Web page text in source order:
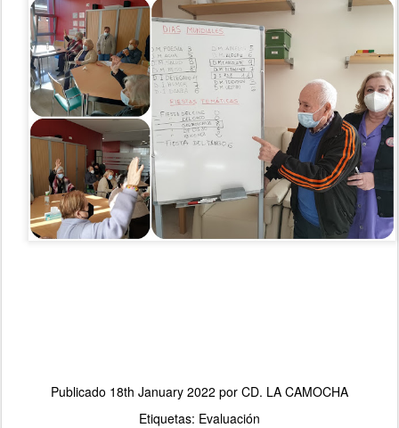
Publicado 18th January 2022 por CD. LA CAMOCHA
Etiquetas: Evaluación